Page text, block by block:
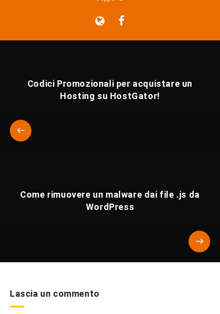
Codici Promozionali per acquistare un
Hosting su HostGator!
Come rimuovere un malware dai file .js da
WordPress
Lascia un commento